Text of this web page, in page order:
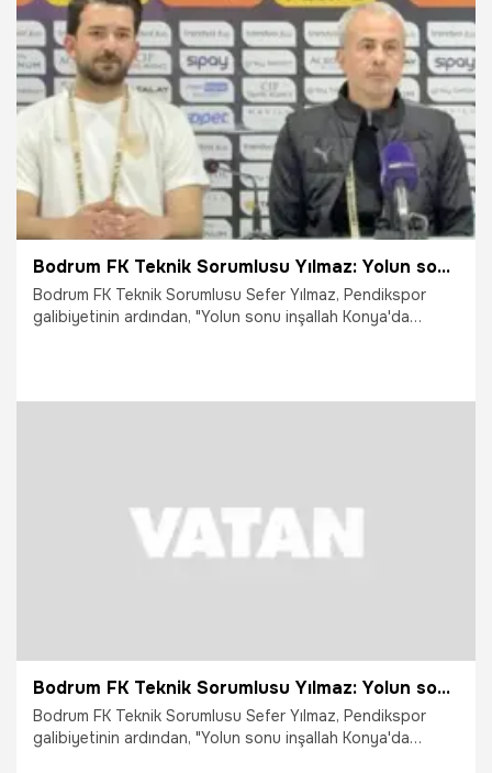
10.05.2026 Şampiy10
Bodrum FK Teknik Sorumlusu Yılmaz: Yolun sonu inşallah Konya'da şampiyonluk
Bodrum FK Teknik Sorumlusu Sefer Yılmaz, Pendikspor
galibiyetinin ardından, "Yolun sonu inşallah Konya'da
Bodrum FK Teknik Sorumlusu Yılmaz: Yolun sonu inşallah Konya'da şampiyonluk
Bodrum FK Teknik Sorumlusu Sefer Yılmaz, Pendikspor
galibiyetinin ardından, "Yolun sonu inşallah Konya'da